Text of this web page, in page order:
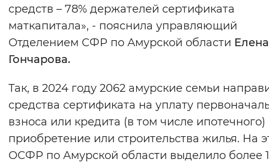
средств – 78% держателей сертификата
маткапитала», - пояснила управляющий
Отделением СФР по Амурской области Елена
Гончарова.
Так, в 2024 году 2062 амурские семьи
средства сертификата на уплату
взноса или кредита (в том числе ипотечного)
приобретение или строительства жилья. На
ОСФР по Амурской области выделило более